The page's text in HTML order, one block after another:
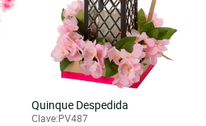
Quinque Despedida
Clave:PV487